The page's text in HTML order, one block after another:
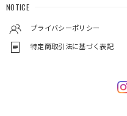
NOTICE
プライバシーポリシー
特定商取引法に基づく表記